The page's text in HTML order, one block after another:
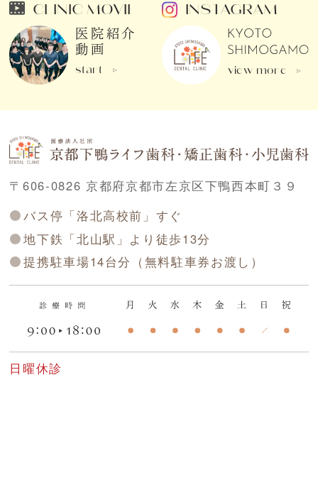
CLINIC MOVIE
医院紹介
動画
start
INSTAGRAM
view more
〒606-0826 京都府京都市左京区下鴨西本町３９
バス停「洛北高校前」すぐ
地下鉄「北山駅」より徒歩13分
提携駐車場14台分（無料駐車券お渡し）
日曜休診